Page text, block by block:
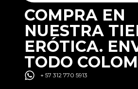
COMPRA EN
NUESTRA
ERÓTICA.
TODO
+ 57 312 770 5913